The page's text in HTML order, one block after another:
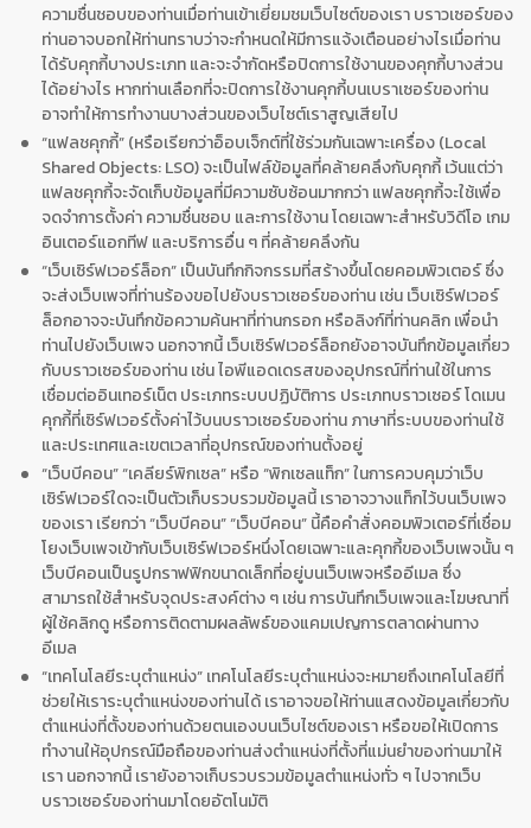
ความชื่นชอบของท่านเมื่อท่านเข้าเยี่ยมชมเว็บไซต์ของเรา บราวเซอร์ของ
ท่านอาจบอกให้ท่านทราบว่าจะกำหนดให้มีการแจ้งเตือนอย่างไรเมื่อท่าน
ได้รับคุกกี้บางประเภท และจะจำกัดหรือปิดการใช้งานของคุกกี้บางส่วน
ได้อย่างไร หากท่านเลือกที่จะปิดการใช้งานคุกกี้บนเบราเซอร์ของท่าน
อาจทำให้การทำงานบางส่วนของเว็บไซต์เราสูญเสียไป
“แฟลชคุกกี้” (หรือเรียกว่าอ็อบเจ็กต์ที่ใช้ร่วมกันเฉพาะเครื่อง (Local
Shared Objects: LSO) จะเป็นไฟล์ข้อมูลที่คล้ายคลึงกับคุกกี้ เว้นแต่ว่า
แฟลชคุกกี้จะจัดเก็บข้อมูลที่มีความซับซ้อนมากกว่า แฟลชคุกกี้จะใช้เพื่อ
จดจำการตั้งค่า ความชื่นชอบ และการใช้งาน โดยเฉพาะสำหรับวิดีโอ เกม
อินเตอร์แอกทีฟ และบริการอื่น ๆ ที่คล้ายคลึงกัน
“เว็บเซิร์ฟเวอร์ล็อก” เป็นบันทึกกิจกรรมที่สร้างขึ้นโดยคอมพิวเตอร์ ซึ่ง
จะส่งเว็บเพจที่ท่านร้องขอไปยังบราวเซอร์ของท่าน เช่น เว็บเซิร์ฟเวอร์
ล็อกอาจจะบันทึกข้อความค้นหาที่ท่านกรอก หรือลิงก์ที่ท่านคลิก เพื่อนำ
ท่านไปยังเว็บเพจ นอกจากนี้ เว็บเซิร์ฟเวอร์ล็อกยังอาจบันทึกข้อมูลเกี่ยว
กับบราวเซอร์ของท่าน เช่น ไอพีแอดเดรสของอุปกรณ์ที่ท่านใช้ในการ
เชื่อมต่ออินเทอร์เน็ต ประเภทระบบปฏิบัติการ ประเภทบราวเซอร์ โดเมน
คุกกี้ที่เซิร์ฟเวอร์ตั้งค่าไว้บนบราวเซอร์ของท่าน ภาษาที่ระบบของท่านใช้
และประเทศและเขตเวลาที่อุปกรณ์ของท่านตั้งอยู่
“เว็บบีคอน” “เคลียร์พิกเซล” หรือ “พิกเซลแท็ก” ในการควบคุมว่าเว็บ
เซิร์ฟเวอร์ใดจะเป็นตัวเก็บรวบรวมข้อมูลนี้ เราอาจวางแท็กไว้บนเว็บเพจ
ของเรา เรียกว่า “เว็บบีคอน” “เว็บบีคอน” นี้คือคำสั่งคอมพิวเตอร์ที่เชื่อม
โยงเว็บเพจเข้ากับเว็บเซิร์ฟเวอร์หนึ่งโดยเฉพาะและคุกกี้ของเว็บเพจนั้น ๆ
เว็บบีคอนเป็นรูปกราฟฟิกขนาดเล็กที่อยู่บนเว็บเพจหรืออีเมล ซึ่ง
สามารถใช้สำหรับจุดประสงค์ต่าง ๆ เช่น การบันทึกเว็บเพจและโฆษณาที่
ผู้ใช้คลิกดู หรือการติดตามผลลัพธ์ของแคมเปญการตลาดผ่านทาง
อีเมล
“เทคโนโลยีระบุตำแหน่ง” เทคโนโลยีระบุตำแหน่งจะหมายถึงเทคโนโลยีที่
ช่วยให้เราระบุตำแหน่งของท่านได้ เราอาจขอให้ท่านแสดงข้อมูลเกี่ยวกับ
ตำแหน่งที่ตั้งของท่านด้วยตนเองบนเว็บไซต์ของเรา หรือขอให้เปิดการ
ทำงานให้อุปกรณ์มือถือของท่านส่งตำแหน่งที่ตั้งที่แม่นยำของท่านมาให้
เรา นอกจากนี้ เรายังอาจเก็บรวบรวมข้อมูลตำแหน่งทั่ว ๆ ไปจากเว็บ
บราวเซอร์ของท่านมาโดยอัตโนมัติ